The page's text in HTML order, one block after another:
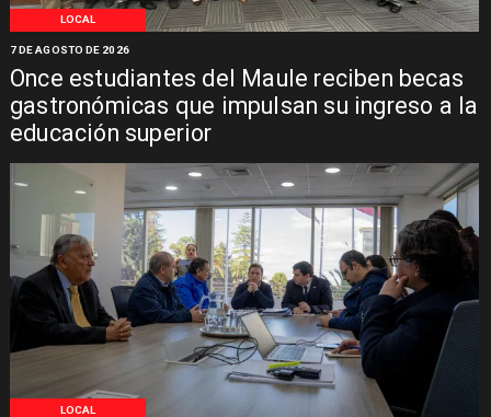
LOCAL
Once estudiantes del Maule reciben becas
gastronómicas que impulsan su ingreso a la
educación superior
7 DE AGOSTO DE 2026
LOCAL